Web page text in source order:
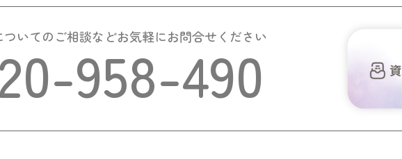
いてのご相談などお気軽にお問合せください
958-490